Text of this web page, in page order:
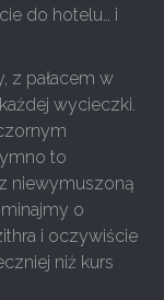
do hotelu… i
z pałacem w
wycieczki.
to
niewymuszoną
o
i oczywiście
niż kurs